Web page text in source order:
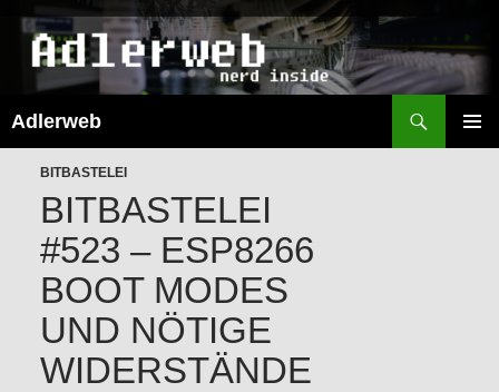
Adlerweb
SPRINGEN
BITBASTELEI
BITBASTELEI
#523 – ESP8266
BOOT MODES
UND NÖTIGE
WIDERSTÄNDE